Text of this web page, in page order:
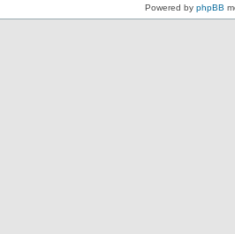
Powered by phpBB